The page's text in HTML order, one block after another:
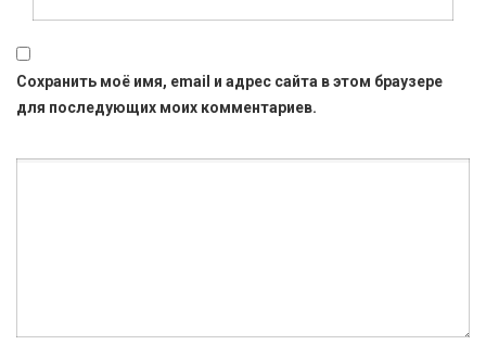
Сохранить моё имя, email и адрес сайта в этом браузере
для последующих моих комментариев.